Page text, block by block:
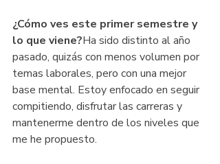
¿Cómo ves este primer semestre y
lo que viene?Ha sido distinto al año
pasado, quizás con menos volumen por
temas laborales, pero con una mejor
base mental. Estoy enfocado en seguir
compitiendo, disfrutar las carreras y
mantenerme dentro de los niveles que
me he propuesto.